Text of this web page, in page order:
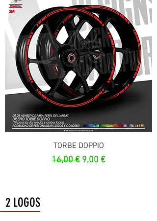
TORBE DOPPIO
Prix original
16,00 € Prix promotionnel
9,00 €
2 LOGOS